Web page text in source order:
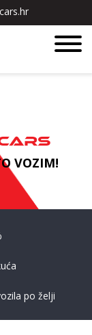
VOZIM!
po želji